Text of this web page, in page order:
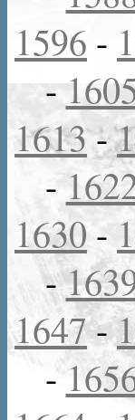
1596 -
-
1613-
-
1630-
-
1647-
-